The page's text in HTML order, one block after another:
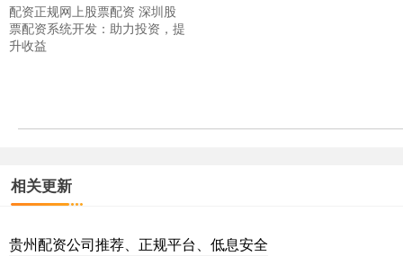
配资正规网上股票配资 深圳股
票配资系统开发：助力投资，提
升收益
相关更新
贵州配资公司推荐、正规平台、低息安全